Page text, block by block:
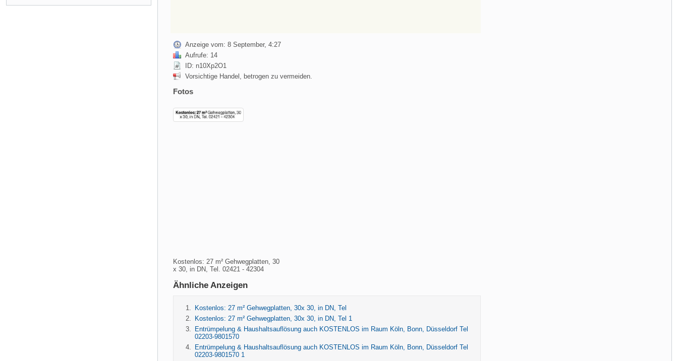
Anzeige vom: 8 September, 4:27
Aufrufe: 14
ID: n10Xp2O1
Vorsichtige Handel, betrogen zu vermeiden.
Fotos
Kostenlos: 27 m² Gehwegplatten, 30
x 30, in DN, Tel. 02421 - 42304
Ähnliche Anzeigen
Kostenlos: 27 m² Gehwegplatten, 30x 30, in DN, Tel
Kostenlos: 27 m² Gehwegplatten, 30x 30, in DN, Tel 1
Entrümpelung & Haushaltsauflösung auch KOSTENLOS im Raum Köln, Bonn, Düsseldorf Tel
02203-9801570
Entrümpelung & Haushaltsauflösung auch KOSTENLOS im Raum Köln, Bonn, Düsseldorf Tel
02203-9801570 1